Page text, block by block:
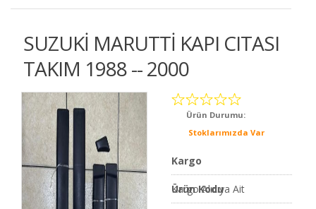
SUZUKİ MARUTTİ KAPI CITASI
TAKIM 1988 -- 2000
Ürün Durumu:
Stoklarımızda Var
Kargo
Kargo Alıcıya Ait
Ürün Kodu